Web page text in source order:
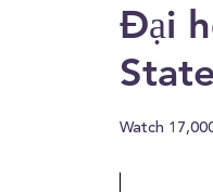
Đại
Watch